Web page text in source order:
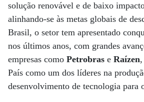
solução renovável e de baixo
alinhando-se às metas globais de
Brasil, o setor tem apresentado
nos últimos anos, com grandes
empresas como Petrobras e Raízen
País como um dos líderes na
desenvolvimento de tecnologia para